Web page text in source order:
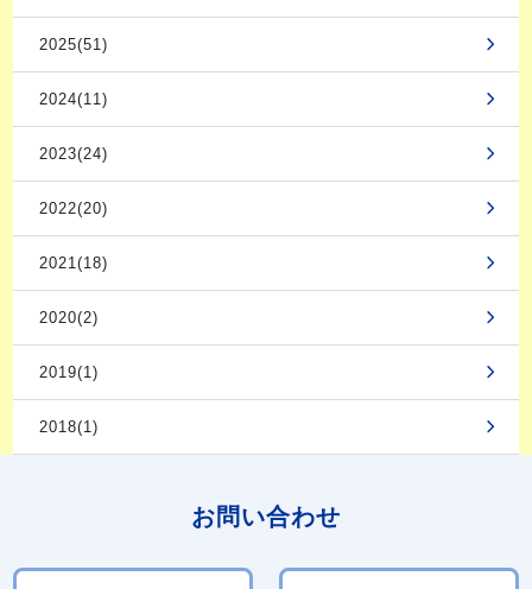
2025(51)
2024(11)
2023(24)
2022(20)
2021(18)
2020(2)
2019(1)
2018(1)
お問い合わせ